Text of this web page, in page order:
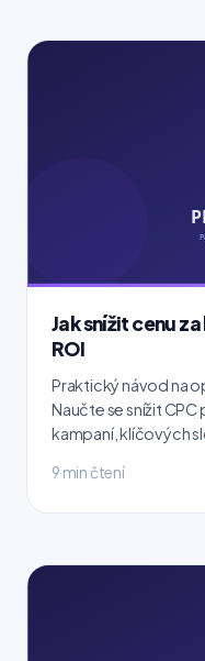
Jak snížit cenu
ROI
Praktický návod na
Naučte se snížit
kampaní, klíčových
9 min čtení